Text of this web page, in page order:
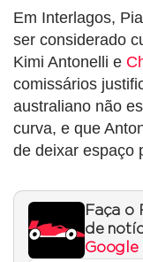
Em Interlagos,
ser considerado
Kimi Antonelli e
comissários
australiano não
curva, e que
de deixar espaço
Faça o
de
Google